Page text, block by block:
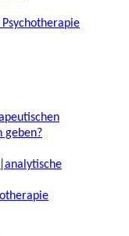
geben?